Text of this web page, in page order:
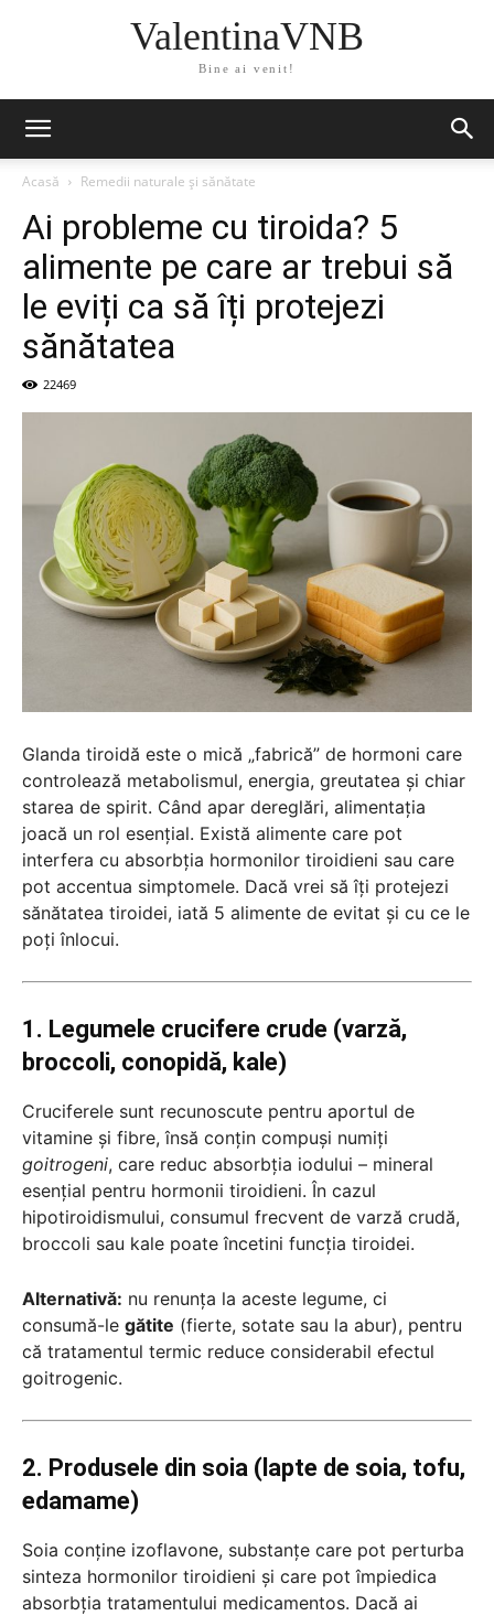
ValentinaVNB
Bine ai venit!
Acasă Remedii naturale și sănătate
Ai probleme cu tiroida? 5
alimente pe care ar trebui să
le eviți ca să îți protejezi
sănătatea
22469
Glanda tiroidă este o mică „fabrică” de hormoni care
controlează metabolismul, energia, greutatea și chiar
starea de spirit. Când apar dereglări, alimentația
joacă un rol esențial. Există alimente care pot
interfera cu absorbția hormonilor tiroidieni sau care
pot accentua simptomele. Dacă vrei să îți protejezi
sănătatea tiroidei, iată 5 alimente de evitat și cu ce le
poți înlocui.
1. Legumele crucifere crude (varză,
broccoli, conopidă, kale)
Cruciferele sunt recunoscute pentru aportul de
vitamine și fibre, însă conțin compuși numiți
goitrogeni, care reduc absorbția iodului – mineral
esențial pentru hormonii tiroidieni. În cazul
hipotiroidismului, consumul frecvent de varză crudă,
broccoli sau kale poate încetini funcția tiroidei.
Alternativă: nu renunța la aceste legume, ci
consumă-le gătite (fierte, sotate sau la abur), pentru
că tratamentul termic reduce considerabil efectul
goitrogenic.
2. Produsele din soia (lapte de soia, tofu,
edamame)
Soia conține izoflavone, substanțe care pot perturba
sinteza hormonilor tiroidieni și care pot împiedica
absorbția tratamentului medicamentos. Dacă ai